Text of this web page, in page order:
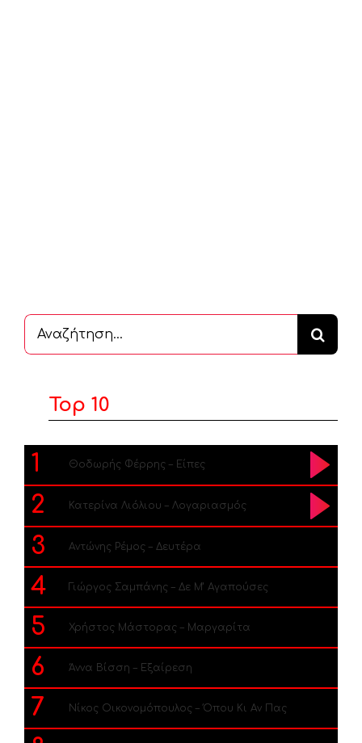
Αναζήτηση
...
Top 10
1 Θοδωρής Φέρρης – Είπες
2 Κατερίνα Λιόλιου – Λογαριασμός
3 Αντώνης Ρέμος – Δευτέρα
4 Γιώργος Σαμπάνης – Δε Μ’ Αγαπούσες
5 Χρήστος Μάστορας – Μαργαρίτα
6 Άννα Βίσση – Εξαίρεση
7 Νίκος Οικονομόπουλος – Όπου Κι Αν Πας